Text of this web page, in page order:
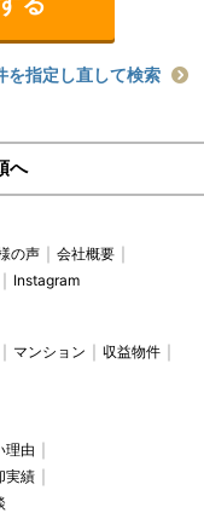
を指定し直して検索
へ
の声
会社概要
Instagram
マンション
収益物件
理由
実績